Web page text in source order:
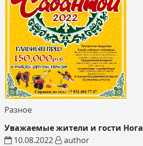
Разное
Уважаемые жители и гости
10.08.2022
author